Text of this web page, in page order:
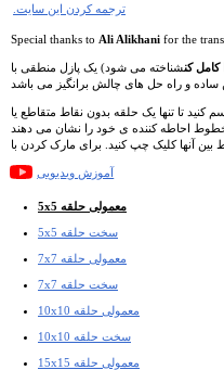
.ترجمه کردن این سایت
Special thanks to Ali Alikhani for the
کامل کنشناخته می شود) یک پازل منطقی با
تا تنها یک حلقه بدون نقاط متقاطع یا
آموزش ویدیویی
5x5 معمولی حلقه
5x5 سخت حلقه
7x7 معمولی حلقه
7x7 سخت حلقه
10x10 معمولی حلقه
10x10 سخت حلقه
15x15 معمولی حلقه